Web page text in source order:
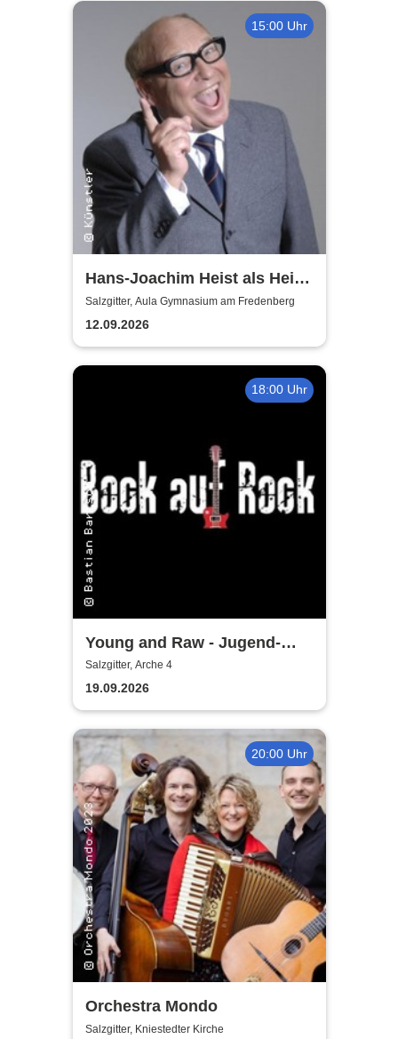
15:00 Uhr
Hans-Joachim Heist als Heinz
Erhard - Noch'n Gedicht
Salzgitter, Aula Gymnasium am Fredenberg
12.09.2026
18:00 Uhr
Young and Raw - Jugend-
Konzert
Salzgitter, Arche 4
19.09.2026
20:00 Uhr
Orchestra Mondo
Salzgitter, Kniestedter Kirche